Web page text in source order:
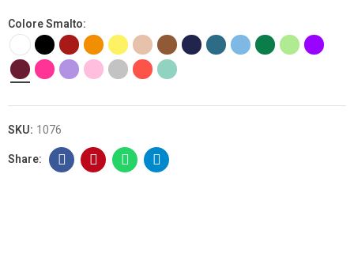
Colore Smalto
SKU: 1076